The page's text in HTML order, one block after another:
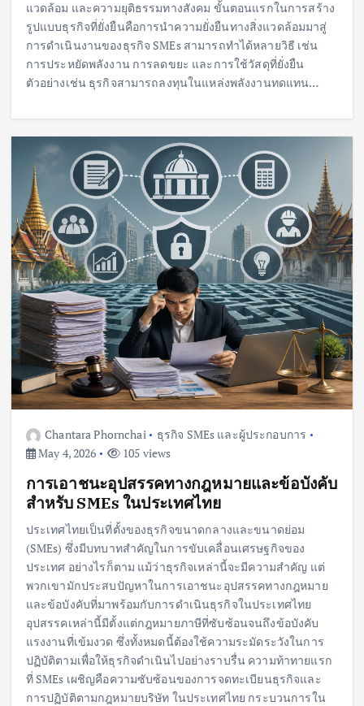
แวดล้อม และความยุติธรรมทางสังคม ขั้นตอนแรกในการสร้าง
รูปแบบธุรกิจที่ยั่งยืนคือการนำความยั่งยืนทางสิ่งแวดล้อมมาสู่
การดำเนินงานของธุรกิจ SMEs สามารถทำได้หลายวิธี เช่น
การประหยัดพลังงาน การลดขยะ และการใช้วัสดุที่ยั่งยืน
ตัวอย่างเช่น ธุรกิจสามารถลงทุนในแหล่งพลังงานทดแทน…
Chantara Phornchai
ธุรกิจ SMEs และผู้ประกอบการ
May 4, 2026
105 views
การเอาชนะอุปสรรคทางกฎหมายและข้อบังคับ
สำหรับ SMEs ในประเทศไทย
ประเทศไทยเป็นที่ตั้งของธุรกิจขนาดกลางและขนาดย่อม
(SMEs) ซึ่งมีบทบาทสำคัญในการขับเคลื่อนเศรษฐกิจของ
ประเทศ อย่างไรก็ตาม แม้ว่าธุรกิจเหล่านี้จะมีความสำคัญ แต่
พวกเขามักประสบปัญหาในการเอาชนะอุปสรรคทางกฎหมาย
และข้อบังคับที่มาพร้อมกับการดำเนินธุรกิจในประเทศไทย
อุปสรรคเหล่านี้มีตั้งแต่กฎหมายภาษีที่ซับซ้อนจนถึงข้อบังคับ
แรงงานที่เข้มงวด ซึ่งทั้งหมดนี้ต้องใช้ความระมัดระวังในการ
ปฏิบัติตามเพื่อให้ธุรกิจดำเนินไปอย่างราบรื่น ความท้าทายแรก
ที่ SMEs เผชิญคือความซับซ้อนของการจดทะเบียนธุรกิจและ
การปฏิบัติตามกฎหมายบริษัท ในประเทศไทย กระบวนการใน